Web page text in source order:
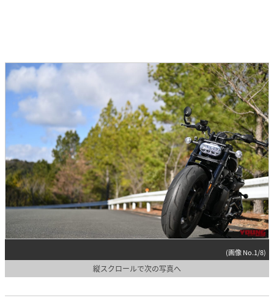
(画像 No.1/8)
縦スクロールで次の写真へ